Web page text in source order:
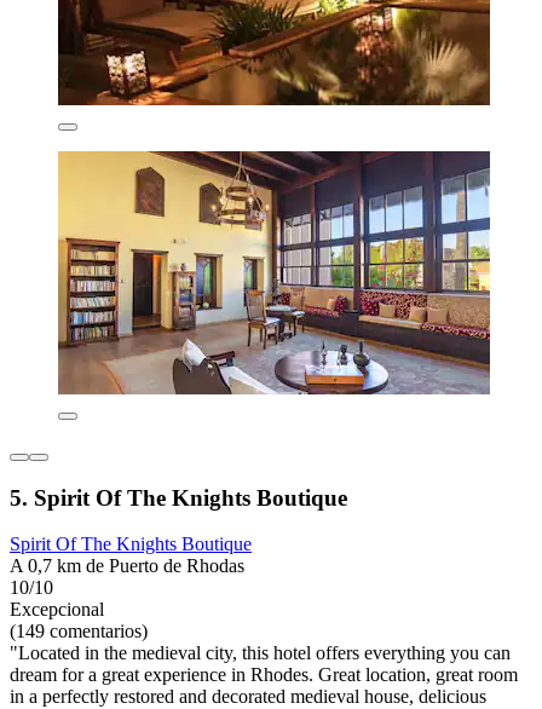
5. Spirit Of The Knights Boutique
Spirit Of The Knights Boutique
A 0,7 km de Puerto de Rhodas
10/10
Excepcional
(149 comentarios)
"Located in the medieval city, this hotel offers everything you can
dream for a great experience in Rhodes. Great location, great room
in a perfectly restored and decorated medieval house, delicious